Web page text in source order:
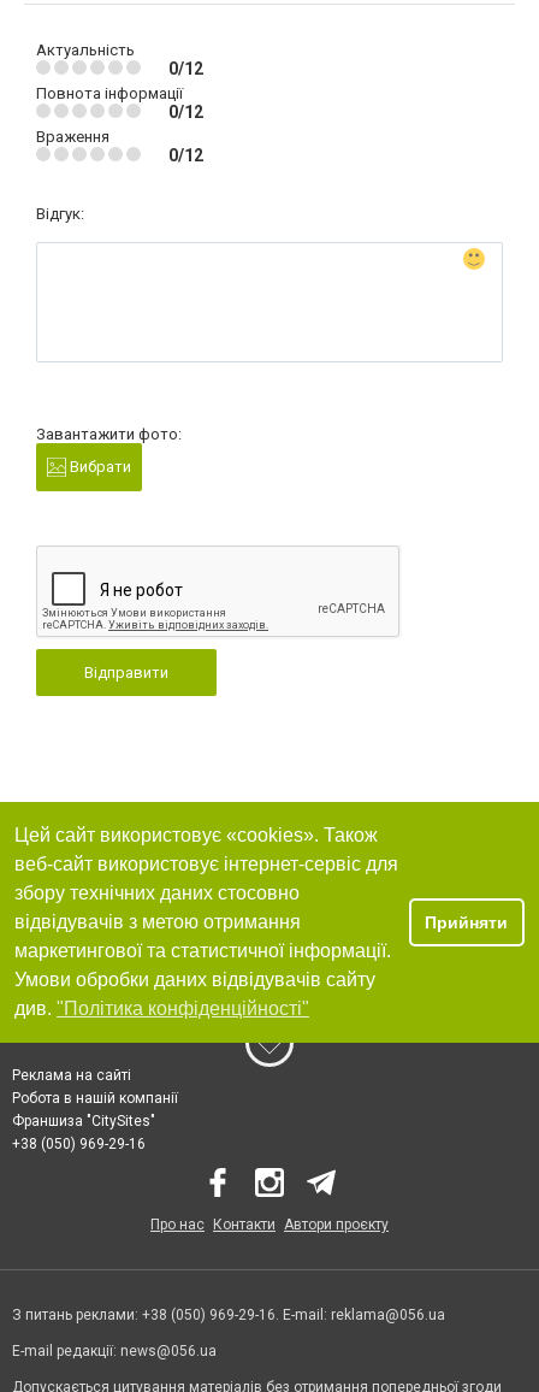
Актуальність
0/12
Повнота інформації
0/12
Враження
0/12
Відгук:
Завантажити фото:
Вибрати
Відправити
Цей сайт використовує «cookies». Також
веб-сайт використовує інтернет-сервіс для
збору технічних даних стосовно
відвідувачів з метою отримання
маркетингової та статистичної інформації.
Умови обробки даних відвідувачів сайту
див. "Політика конфіденційності"
Прийняти
Реклама на сайті
Робота в нашій компанії
Франшиза "CitySites"
+38 (050) 969-29-16
Про нас Контакти Автори проєкту
З питань реклами: +38 (050) 969-29-16. E-mail: reklama@056.ua
E-mail редакції: news@056.ua
Допускається цитування матеріалів без отримання попередньої згоди